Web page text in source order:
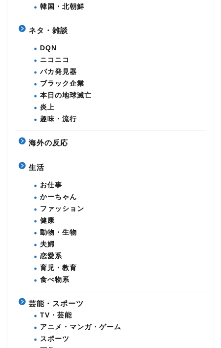
韓国・北朝鮮
ネタ・雑談
DQN
ニコニコ
バカ発見器
ブラック企業
本日の地球滅亡
炎上
趣味・流行
海外の反応
生活
お仕事
かーちゃん
ファッション
健康
動物・生物
夫婦
恋愛系
育児・教育
食べ物系
芸能・スポーツ
TV・芸能
アニメ・マンガ・ゲーム
スポーツ